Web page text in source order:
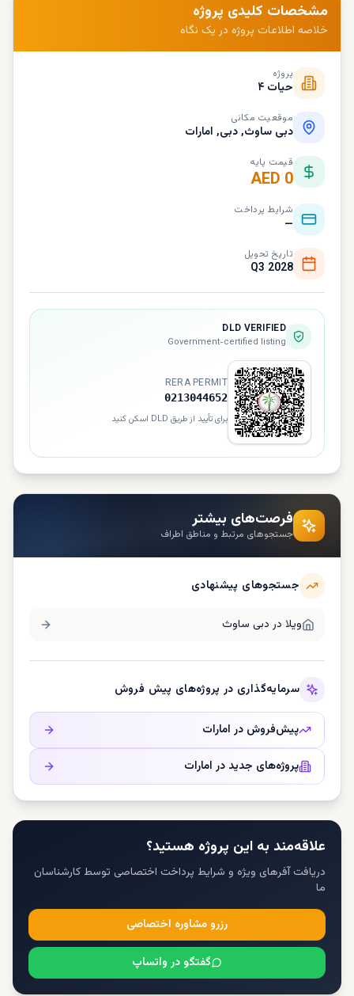
مشخصات کلیدی پروژه
خلاصه اطلاعات پروژه در یک نگاه
پروژه
حیات ۴
موقعیت مکانی
دبی ساوث, دبی, امارات
قیمت پایه
AED 0
شرایط پرداخت
—
تاریخ تحویل
Q3 2028
DLD VERIFIED
Government-certified listing
RERA PERMIT
0213044652
برای تأیید از طریق DLD اسکن کنید
فرصت‌های بیشتر
جستجوهای مرتبط و مناطق اطراف
جستجوهای پیشنهادی
ویلا در دبی ساوث
سرمایه‌گذاری در پروژه‌های پیش فروش
پیش‌فروش در امارات
پروژه‌های جدید در امارات
علاقه‌مند به این پروژه هستید؟
دریافت آفرهای ویژه و شرایط پرداخت اختصاصی توسط کارشناسان
ما
رزرو مشاوره اختصاصی
گفتگو در واتساپ